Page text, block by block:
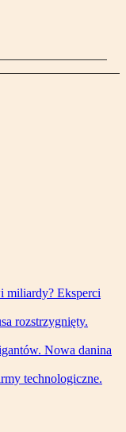
miliardy? Eksperci
rozstrzygnięty.
Nowa danina
technologiczne.